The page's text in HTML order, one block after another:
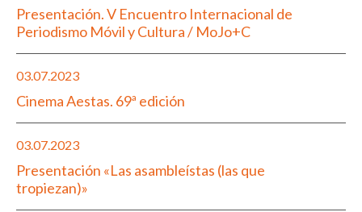
Presentación. V Encuentro Internacional de
Periodismo Móvil y Cultura / MoJo+C
03.07.2023
Cinema Aestas. 69ª edición
03.07.2023
Presentación «Las asambleístas (las que
tropiezan)»